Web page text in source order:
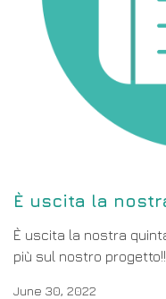
È uscita la
È uscita la nostra
più sul nostro progetto!!
June 30, 2022